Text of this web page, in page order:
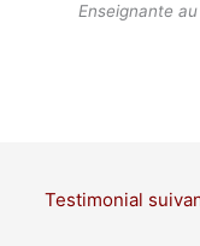
Enseignante
Testimonial